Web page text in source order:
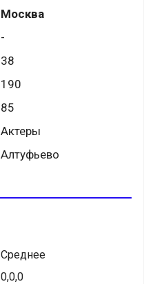
Москва
-
38
190
85
Актеры
Алтуфьево
Среднее
0,0,0